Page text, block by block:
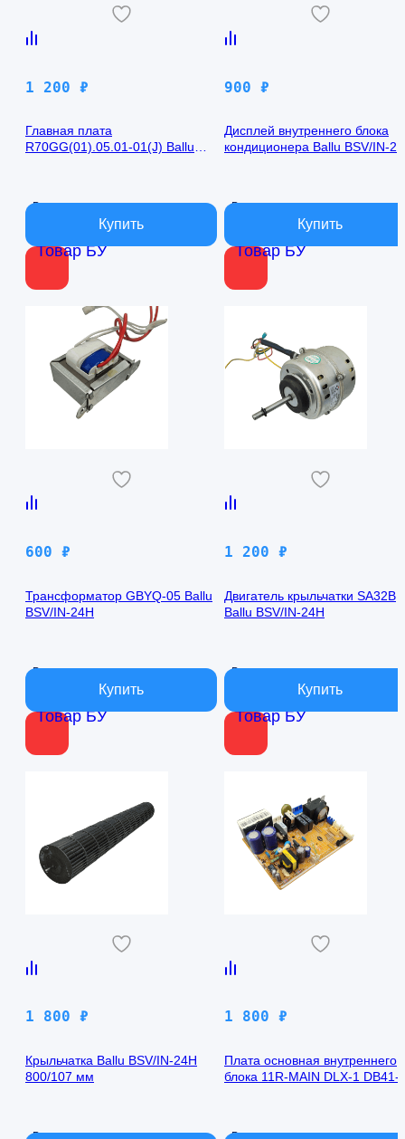
Товар БУ
1 200 ₽
Главная плата
R70GG(01).05.01-01(J) Ballu
В наличии
Товар БУ
900 ₽
Дисплей внутреннего блока
кондиционера Ballu BSV/IN-
В наличии
Товар БУ
600 ₽
Трансформатор GBYQ-05 Ballu
BSV/IN-24H
В наличии
Товар БУ
1 200 ₽
Двигатель крыльчатки SA32B
Ballu BSV/IN-24H
В наличии
1 800 ₽
Крыльчатка Ballu BSV/IN-24H
800/107 мм
В наличии
1 800 ₽
Плата основная внутреннего
блока 11R-MAIN DLX-1 DB41-
В наличии